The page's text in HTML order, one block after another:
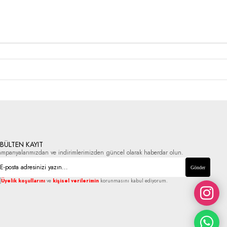
KAYIT
ve indirimlerimizden güncel olarak haberdar olun.
Gönder
Üyelik koşullarını ve kişisel verilerimin korunmasını kabul ediyorum.